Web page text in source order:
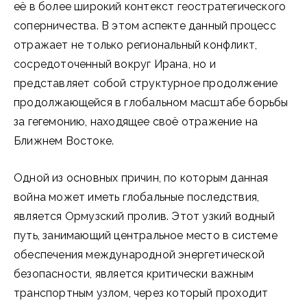
её в более широкий контекст геостратегического
соперничества. В этом аспекте данный процесс
отражает не только региональный конфликт,
сосредоточенный вокруг Ирана, но и
представляет собой структурное продолжение
продолжающейся в глобальном масштабе борьбы
за гегемонию, находящее своё отражение на
Ближнем Востоке.
Одной из основных причин, по которым данная
война может иметь глобальные последствия,
является Ормузский пролив. Этот узкий водный
путь, занимающий центральное место в системе
обеспечения международной энергетической
безопасности, является критически важным
транспортным узлом, через который проходит